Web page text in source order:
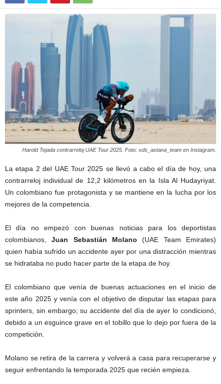
Harold Tejada contrarreloj UAE Tour 2025. Foto: xds_astana_team en Instagram.
La etapa 2 del UAE Tour 2025 se llevó a cabo el día de hoy, una
contrarreloj individual de 12,2 kilómetros en la Isla Al Hudayriyat.
Un colombiano fue protagonista y se mantiene en la lucha por los
mejores de la competencia.
El día no empezó con buenas noticias para los deportistas
colombianos,Juan Sebastián Molano (UAE Team Emirates)
quien había sufrido un accidente ayer por una distracción mientras
se hidrataba no pudo hacer parte de la etapa de hoy.
El colombiano que venía de buenas actuaciones en el inicio de
este año 2025 y venía con el objetivo de disputar las etapas para
sprinters, sin embargo; su accidente del día de ayer lo condicionó,
debido a un esguince grave en el tobillo que lo dejo por fuera de la
competición.
Molano se retira de la carrera y volverá a casa para recuperarse y
seguir enfrentando la temporada 2025 que recién empieza.